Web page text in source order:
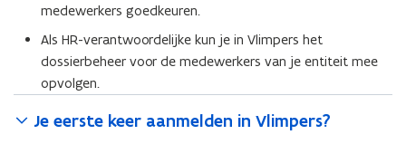
medewerkers goedkeuren.
Als HR-verantwoordelijke kun je in Vlimpers het
dossierbeheer voor de medewerkers van je entiteit mee
opvolgen.
Je eerste keer aanmelden in Vlimpers?